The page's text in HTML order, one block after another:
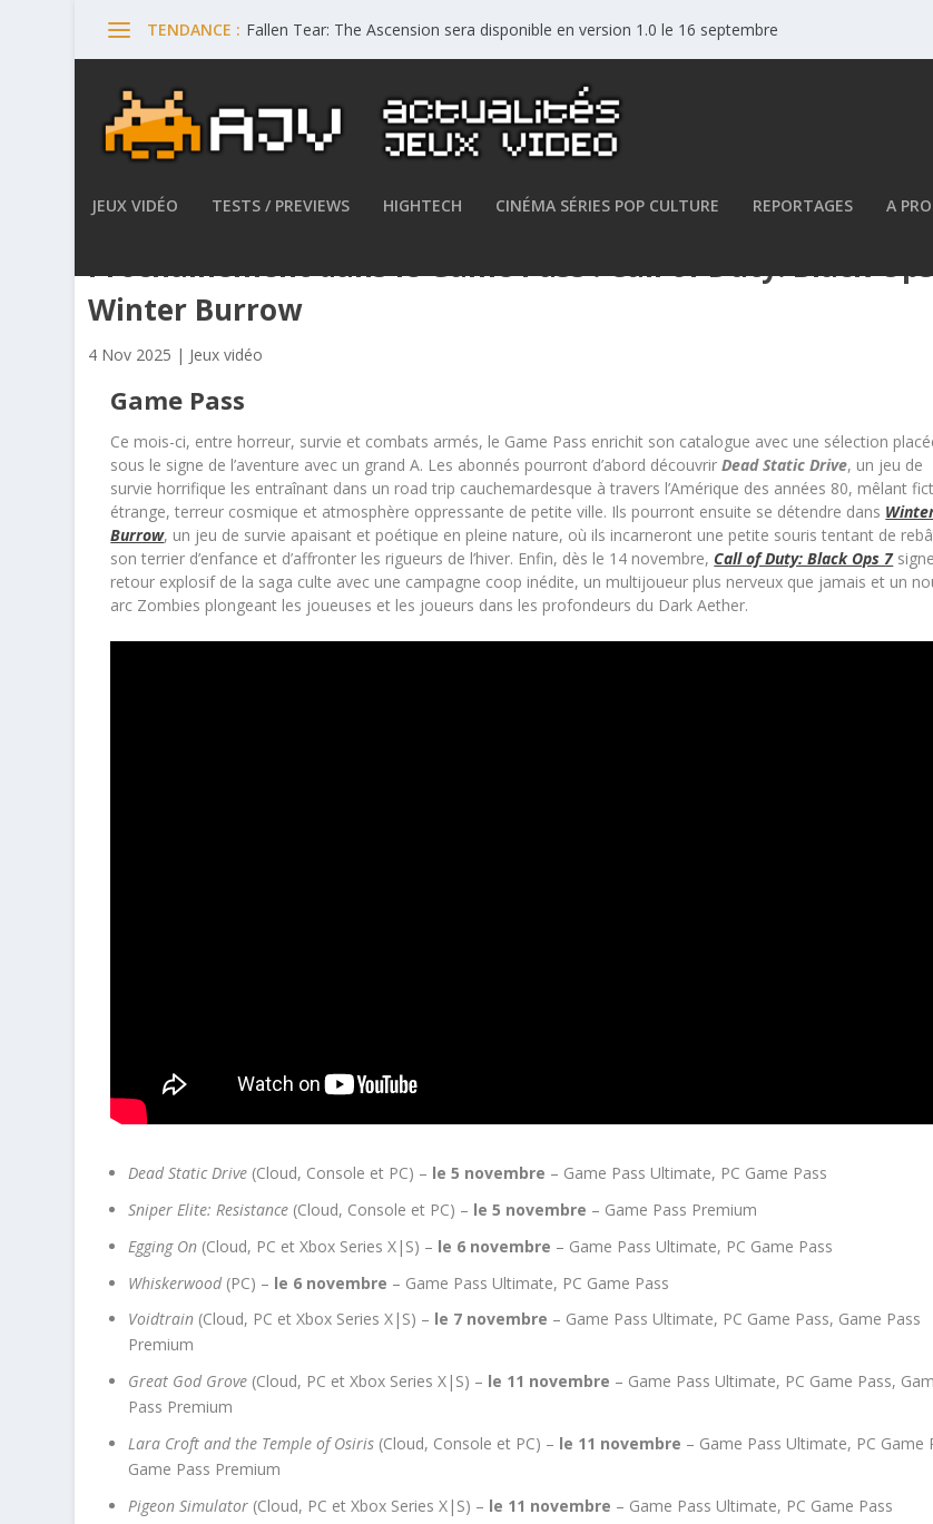
TENDANCE : Fallen Tear: The Ascension sera disponible en version 1.0 le 16 septembre
JEUX VIDÉO TESTS / PREVIEWS HIGHTECH CINÉMA SÉRIES POP CULTURE REPORTAGES A
Prochainement dans le Game Pass : Call of Duty: Black
Winter Burrow
4 Nov 2025 | Jeux vidéo
Game Pass
Ce mois-ci, entre horreur, survie et combats armés, le Game Pass enrichit son catalogue avec une sélection
sous le signe de l’aventure avec un grand A. Les abonnés pourront d’abord découvrirDead Static Drive, un jeu de
survie horrifique les entraînant dans un road trip cauchemardesque à travers l’Amérique des années 80, mêlant
étrange, terreur cosmique et atmosphère oppressante de petite ville. Ils pourront ensuite se détendre dans
Burrow, un jeu de survie apaisant et poétique en pleine nature, où ils incarneront une petite souris tentant de
son terrier d’enfance et d’affronter les rigueurs de l’hiver. Enfin, dès le 14 novembre, Call of Duty: Black Ops 7
retour explosif de la saga culte avec une campagne coop inédite, un multijoueur plus nerveux que jamais et un
arc Zombies plongeant les joueuses et les joueurs dans les profondeurs du Dark Aether.
Dead Static Drive (Cloud, Console et PC) – le 5 novembre – Game Pass Ultimate, PC Game Pass
Sniper Elite: Resistance (Cloud, Console et PC) – le 5 novembre – Game Pass Premium
Egging On (Cloud, PC et Xbox Series X|S) – le 6 novembre – Game Pass Ultimate, PC Game Pass
Whiskerwood(PC) – le 6 novembre – Game Pass Ultimate, PC Game Pass
Voidtrain (Cloud, PC et Xbox Series X|S) – le 7 novembre – Game Pass Ultimate, PC Game Pass, Game Pass
Premium
Great God Grove (Cloud, PC et Xbox Series X|S) – le 11 novembre – Game Pass Ultimate, PC Game Pass,
Pass Premium
Lara Croft and the Temple of Osiris (Cloud, Console et PC) – le 11 novembre – Game Pass Ultimate, PC Game
Game Pass Premium
Pigeon Simulator (Cloud, PC et Xbox Series X|S) – le 11 novembre – Game Pass Ultimate, PC Game Pass